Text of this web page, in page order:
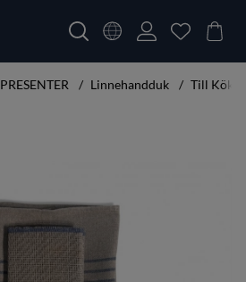
PRESENTER Linnehandduk Till Köket